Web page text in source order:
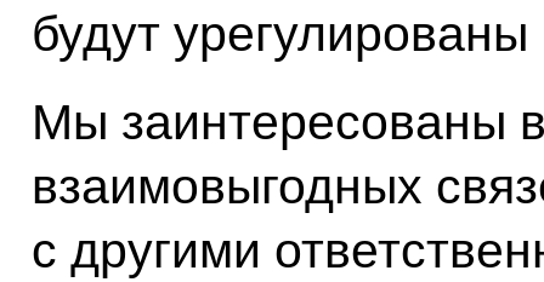
будут
Мы заинтересованы
взаимовыгодных
с другими